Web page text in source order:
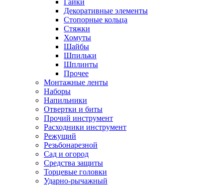
Гайки
Декоративные элементы
Стопорные кольца
Стяжки
Хомуты
Шайбы
Шпильки
Шплинты
Прочее
Монтажные ленты
Наборы
Напильники
Отвертки и биты
Прочий инструмент
Расходники инструмент
Режущий
Резьбонарезной
Сад и огород
Средства защиты
Торцевые головки
Ударно-рычажный